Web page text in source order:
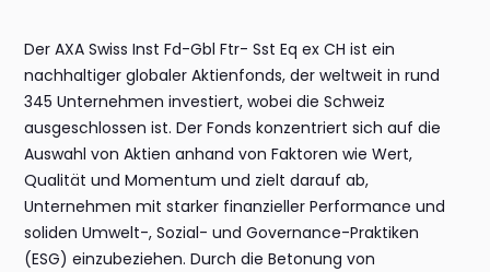
Der AXA Swiss Inst Fd-Gbl Ftr- Sst Eq ex CH ist ein
nachhaltiger globaler Aktienfonds, der weltweit in rund
345 Unternehmen investiert, wobei die Schweiz
ausgeschlossen ist. Der Fonds konzentriert sich auf die
Auswahl von Aktien anhand von Faktoren wie Wert,
Qualität und Momentum und zielt darauf ab,
Unternehmen mit starker finanzieller Performance und
soliden Umwelt-, Sozial- und Governance-Praktiken
(ESG) einzubeziehen. Durch die Betonung von